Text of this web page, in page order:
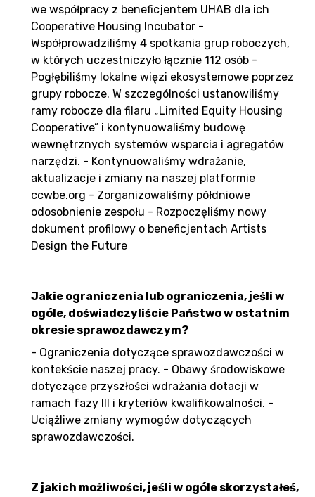
we współpracy z beneficjentem UHAB dla ich
Cooperative Housing Incubator -
Współprowadziliśmy 4 spotkania grup roboczych,
w których uczestniczyło łącznie 112 osób -
Pogłębiliśmy lokalne więzi ekosystemowe poprzez
grupy robocze. W szczególności ustanowiliśmy
ramy robocze dla filaru „Limited Equity Housing
Cooperative” i kontynuowaliśmy budowę
wewnętrznych systemów wsparcia i agregatów
narzędzi. - Kontynuowaliśmy wdrażanie,
aktualizacje i zmiany na naszej platformie
ccwbe.org - Zorganizowaliśmy półdniowe
odosobnienie zespołu - Rozpoczęliśmy nowy
dokument profilowy o beneficjentach Artists
Design the Future
Jakie ograniczenia lub ograniczenia, jeśli w
ogóle, doświadczyliście Państwo w ostatnim
okresie sprawozdawczym?
- Ograniczenia dotyczące sprawozdawczości w
kontekście naszej pracy. - Obawy środowiskowe
dotyczące przyszłości wdrażania dotacji w
ramach fazy III i kryteriów kwalifikowalności. -
Uciążliwe zmiany wymogów dotyczących
sprawozdawczości.
Z jakich możliwości, jeśli w ogóle skorzystałeś,